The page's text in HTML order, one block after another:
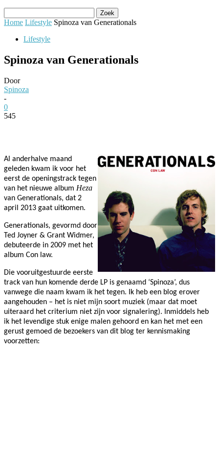
Home Lifestyle Spinoza van Generationals
Lifestyle
Spinoza van Generationals
Door
Spinoza
-
0
545
Al anderhalve maand
geleden kwam ik voor het
eerst de openingstrack tegen
van het nieuwe album Heza
van Generationals, dat 2
april 2013 gaat uitkomen.
Generationals, gevormd door
Ted Joyner & Grant Widmer,
debuteerde in 2009 met het
album Con law.
Die vooruitgestuurde eerste
track van hun komende derde LP is genaamd ‘Spinoza’, dus
vanwege die naam kwam ik het tegen. Ik heb een blog erover
aangehouden – het is niet mijn soort muziek (maar dat moet
uiteraard het criterium niet zijn voor signalering). Inmiddels heb
ik het levendige stuk enige malen gehoord en kan het met een
gerust gemoed de bezoekers van dit blog ter kennismaking
voorzetten: